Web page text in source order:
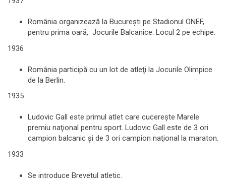
România organizează la Bucureşti pe Stadionul ONEF,
pentru prima oară, Jocurile Balcanice. Locul 2 pe echipe.
1936
România participă cu un lot de atleţi la Jocurile Olimpice
de la Berlin.
1935
Ludovic Gall este primul atlet care cucereşte Marele
premiu naţional pentru sport. Ludovic Gall este de 3 ori
campion balcanic şi de 3 ori campion naţional la maraton.
1933
Se introduce Brevetul atletic.